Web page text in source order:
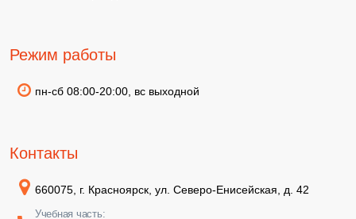
Режим работы
пн-сб 08:00-20:00, вс выходной
Контакты
660075, г. Красноярск, ул. Северо-Енисейская, д. 42
Учебная часть: